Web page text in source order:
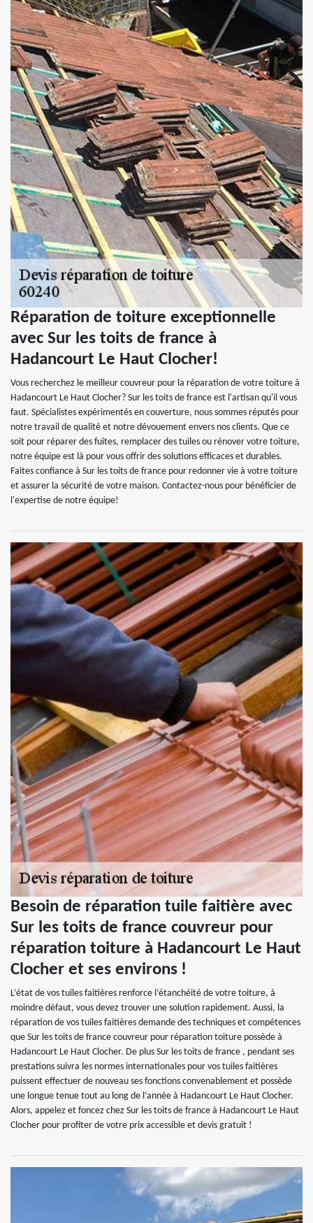
Réparation de toiture exceptionnelle
avec Sur les toits de france à
Hadancourt Le Haut Clocher!
Vous recherchez le meilleur couvreur pour la réparation de votre toiture à
Hadancourt Le Haut Clocher? Sur les toits de france est l'artisan qu'il vous
faut. Spécialistes expérimentés en couverture, nous sommes réputés pour
notre travail de qualité et notre dévouement envers nos clients. Que ce
soit pour réparer des fuites, remplacer des tuiles ou rénover votre toiture,
notre équipe est là pour vous offrir des solutions efficaces et durables.
Faites confiance à Sur les toits de france pour redonner vie à votre toiture
et assurer la sécurité de votre maison. Contactez-nous pour bénéficier de
l'expertise de notre équipe!
Besoin de réparation tuile faitière avec
Sur les toits de france couvreur pour
réparation toiture à Hadancourt Le Haut
Clocher et ses environs !
L’état de vos tuiles faitières renforce l’étanchéité de votre toiture, à
moindre défaut, vous devez trouver une solution rapidement. Aussi, la
réparation de vos tuiles faitières demande des techniques et compétences
que Sur les toits de france couvreur pour réparation toiture possède à
Hadancourt Le Haut Clocher. De plus Sur les toits de france , pendant ses
prestations suivra les normes internationales pour vos tuiles faitières
puissent effectuer de nouveau ses fonctions convenablement et possède
une longue tenue tout au long de l’année à Hadancourt Le Haut Clocher.
Alors, appelez et foncez chez Sur les toits de france à Hadancourt Le Haut
Clocher pour profiter de votre prix accessible et devis gratuit !